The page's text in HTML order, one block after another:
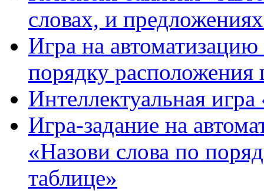
словах, и
Игра на
порядку расположения
Интеллектуальная игра
Игра-задание на
«Назови слова по
таблице»